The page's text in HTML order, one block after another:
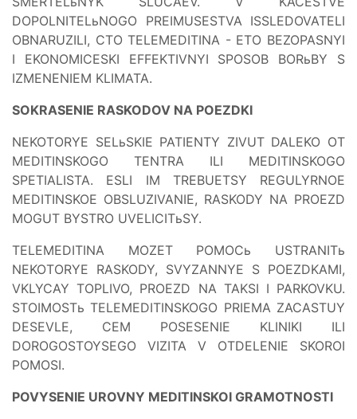
DOPOLNITELьNOGO PREIMUSESTVA ISSLEDOVATELI
OBNARUZILI, CTO TELEMEDITINA - ETO BEZOPASNYI
I EKONOMICESKI EFFEKTIVNYI SPOSOB BORьBY S
IZMENENIEM KLIMATA.
SOKRASENIE RASKODOV NA POEZDKI
NEKOTORYE SELьSKIE PATIENTY ZIVUT DALEKO OT
MEDITINSKOGO TENTRA ILI MEDITINSKOGO
SPETIALISTA. ESLI IM TREBUETSY REGULYRNOE
MEDITINSKOE OBSLUZIVANIE, RASKODY NA PROEZD
MOGUT BYSTRO UVELICITьSY.
TELEMEDITINA MOZET POMOCь USTRANITь
NEKOTORYE RASKODY, SVYZANNYE S POEZDKAMI,
VKLYCAY TOPLIVO, PROEZD NA TAKSI I PARKOVKU.
STOIMOSTь TELEMEDITINSKOGO PRIEMA ZACASTUY
DESEVLE, CEM POSESENIE KLINIKI ILI
DOROGOSTOYSEGO VIZITA V OTDELENIE SKOROI
POMOSI.
POVYSENIE UROVNY MEDITINSKOI GRAMOTNOSTI